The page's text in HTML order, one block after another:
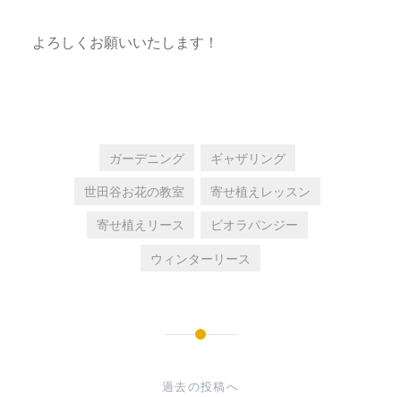
よろしくお願いいたします！
ガーデニング ギャザリング
世田谷お花の教室 寄せ植えレッスン
寄せ植えリース ビオラパンジー
ウィンターリース
過去の投稿へ